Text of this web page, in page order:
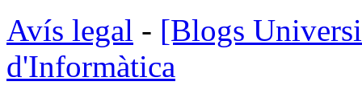
Avís legal - [Blogs
d'Informàtica